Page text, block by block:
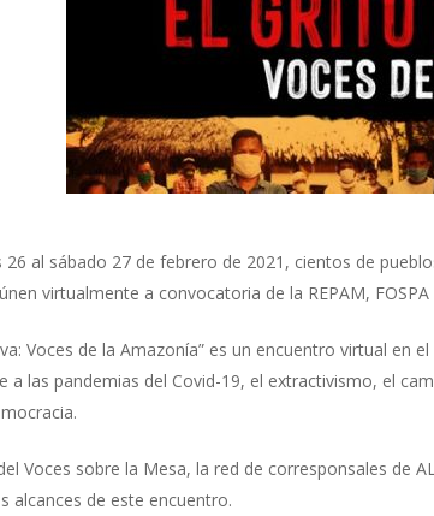
26 al sábado 27 de febrero de 2021, cientos de
virtualmente a convocatoria de la REPAM, FOSPA
Voces de la Amazonía” es un encuentro virtual
a las pandemias del Covid-19, el extractivismo, el
Voces sobre la Mesa, la red de corresponsales de
alcances de este encuentro.